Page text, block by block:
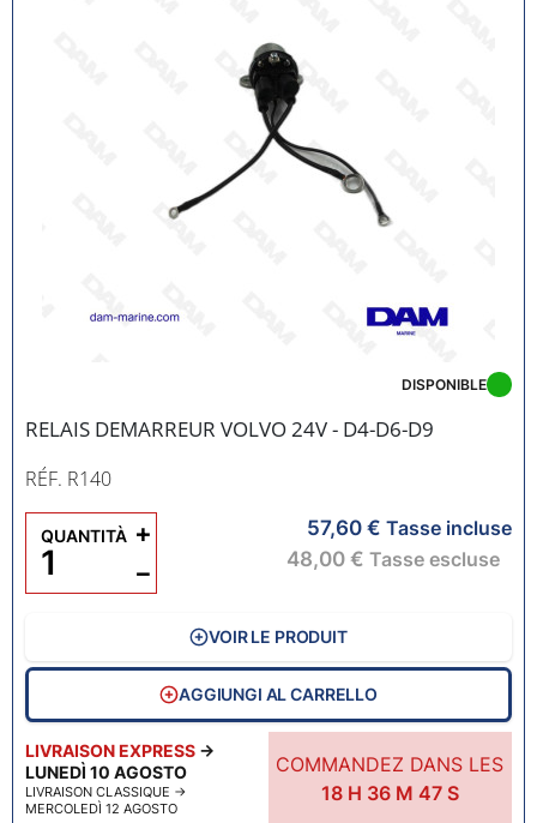
RELAIS DEMARREUR VOLVO 24V - D4-D6-D9
RÉF. R140
LIVRAISON EXPRESS →
LUNEDÌ 10 AGOSTO
LIVRAISON CLASSIQUE →
MERCOLEDÌ 12 AGOSTO
COMMANDEZ DANS LES
18H 36M 46 S
DISPONIBLE
57,60 € Tasse incluse
48,00 € Tasse escluse
QUANTITÀ
−
+
VOIR LE PRODUIT
AGGIUNGI AL CARRELLO